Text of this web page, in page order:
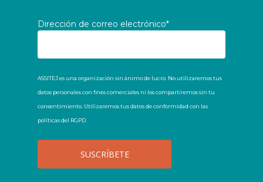
ASSITEJ Montenegro
ASSITEJ Nepal
ASSITEJ Netherlands
ASSITEJ Network of German
Dirección de correo electrónico*
ASSITEJ es una organización sin ánimo de lucro. No utilizaremos tus
datos personales con fines comerciales ni los compartiremos sin tu
consentimiento. Utilizaremos tus datos de conformidad con las
políticas del RGPD.